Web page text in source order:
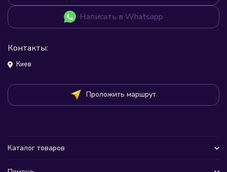
Написать в Whatsapp
Контакты:
Киев
Проложить маршрут
Каталог товаров